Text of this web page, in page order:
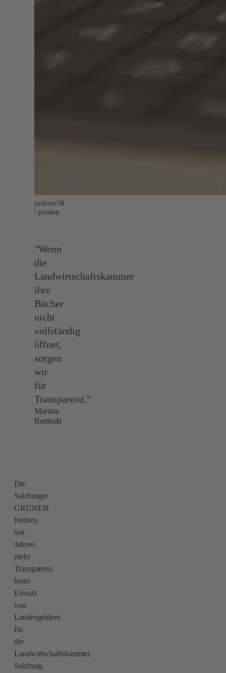
jackmac34
/ pixabay
"Wenn
die
Landwirtschaftskammer
ihre
Bücher
nicht
vollständig
öffnet,
sorgen
wir
für
Transparenz."
Martina
Berthold
Die
Salzburger
GRÜNEN
fordern
seit
Jahren
mehr
Transparenz
beim
Einsatz
von
Landesgeldern
für
die
Landwirtschaftskammer
Salzburg.